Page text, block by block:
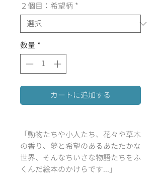
２個目：希望柄 *
数量 *
カートに追加する
「動物たちや小人たち、花々や草木
の香り、夢と希望のあるあたたかな
世界、そんなちいさな物語たちをふ
くんだ絵本のかけらです...」